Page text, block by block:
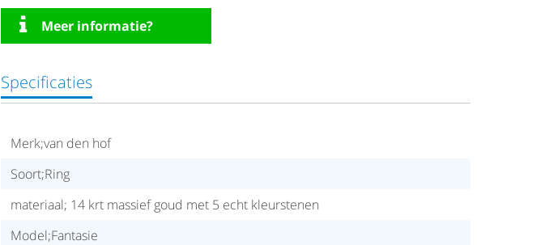
Meer informatie?
Specificaties
Merk;van den hof
Soort;Ring
materiaal; 14 krt massief goud met 5 echt kleurstenen
Model;Fantasie